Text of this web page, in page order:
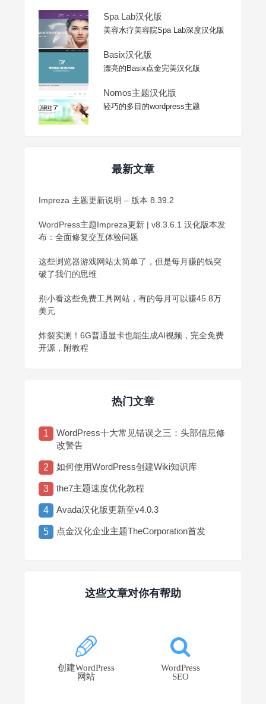
Spa Lab汉化版
美容水疗美容院Spa Lab深度汉化版
Basix汉化版
漂亮的Basix点金完美汉化版
Nomos主题汉化版
轻巧的多目的wordpress主题
最新文章
Impreza 主题更新说明 – 版本 8.39.2
WordPress主题Impreza更新 | v8.3.6.1 汉化版本发
布：全面修复交互体验问题
这些浏览器游戏网站太简单了，但是每月赚的钱突
破了我们的思维
别小看这些免费工具网站，有的每月可以赚45.8万
美元
炸裂实测！6G普通显卡也能生成AI视频，完全免费
开源，附教程
热门文章
1
WordPress十大常见错误之三：头部信息修
改警告
2 如何使用WordPress创建Wiki知识库
3 the7主题速度优化教程
4 Avada汉化版更新至v4.0.3
5 点金汉化企业主题TheCorporation首发
这些文章对你有帮助
创建WordPress
网站
WordPress
SEO